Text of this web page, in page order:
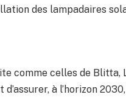
des lampadaires
comme celles de Blitta,
à l’horizon